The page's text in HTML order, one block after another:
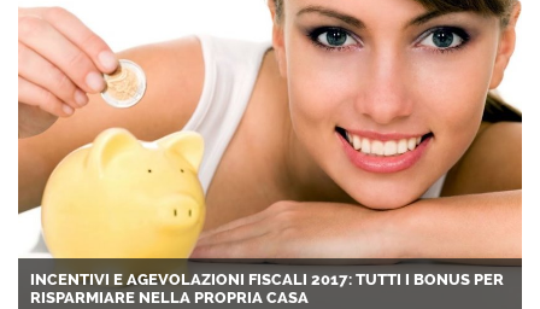
INCENTIVI E AGEVOLAZIONI FISCALI 2017: TUTTI I BONUS PER
RISPARMIARE NELLA PROPRIA CASA